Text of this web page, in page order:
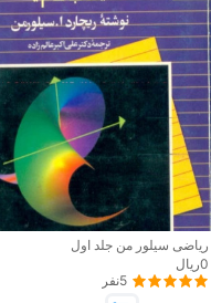
ریاضی سیلور من جلد اول
0ریال
5نفر